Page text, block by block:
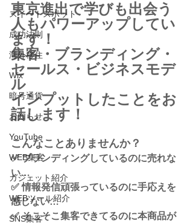
スイートスポット
成功法則
海外移住
Wix
暗号通貨
お知らせ
YouTube
WEB集客
ガジェット紹介
WEBツール紹介
SNS集客
東京進出で学びも出会う
人もパワーアップしてい
ます！
集客・ブランディング・
セールス・ビジネスモデ
ル
インプットしたことをお
話します！
こんなことありませんか？
✅ ブランディングしているのに売れな
い…​
✅ 情報発信頑張っているのに手応えを
感じない…
✅ そこそこ集客できてるのに本商品が